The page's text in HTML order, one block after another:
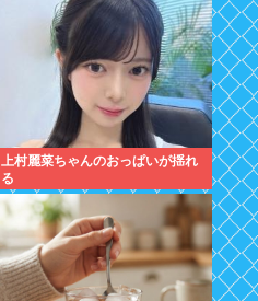
上村麗菜ちゃんのおっぱいが揺れ
る